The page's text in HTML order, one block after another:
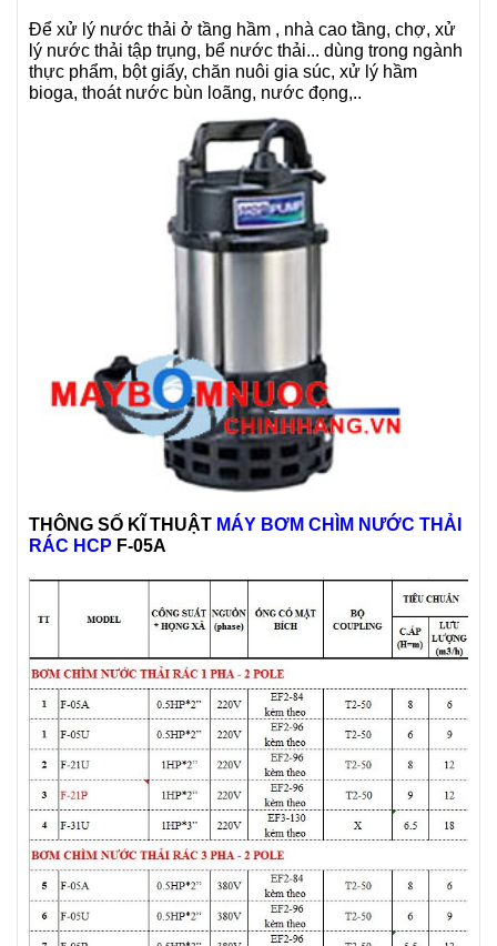
Để xử lý nước thải ở tầng hầm , nhà cao tầng, chợ, xử
lý nước thải tập trụng, bể nước thải... dùng trong ngành
thực phẩm, bột giấy, chăn nuôi gia súc, xử lý hầm
bioga, thoát nước bùn loãng, nước đọng,..
THÔNG SỐ KĨ THUẬT MÁY BƠM CHÌM NƯỚC THẢI
RÁC HCP F-05A